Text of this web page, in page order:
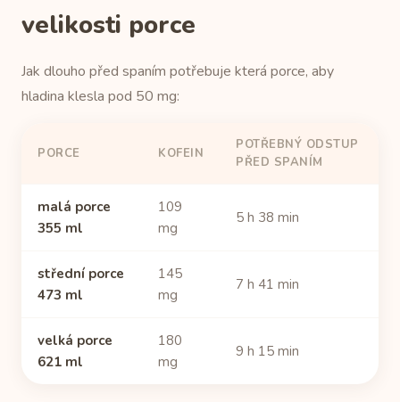
velikosti porce
Jak dlouho před spaním potřebuje která porce, aby
hladina klesla pod 50 mg:
PORCE KOFEIN
POTŘEBNÝ ODSTUP
PŘED SPANÍM
malá porce
355 ml
109
mg
5 h 38 min
střední porce
473 ml
145
mg
7 h 41 min
velká porce
621 ml
180
mg
9 h 15 min